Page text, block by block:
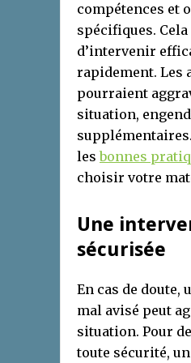
compétences et
spécifiques.
d’intervenir
rapidement. Les
pourraient
situation,
lesbonnes
choisir votre
Une
sécurisée
En cas de doute,
mal avisé peut
situation. Pour
toute sécurité, un